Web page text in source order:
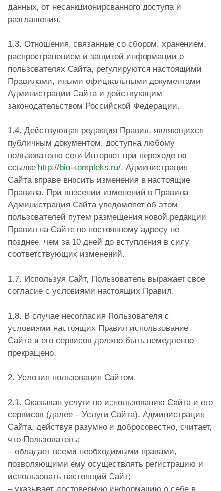
данных, от несанкционированного доступа и
разглашения.
1.3. Отношения, связанные со сбором, хранением,
распространением и защитой информации о
пользователях Сайта, регулируются настоящими
Правилами, иными официальными документами
Администрации Сайта и действующим
законодательством Российской Федерации.
1.4. Действующая редакция Правил, являющихся
публичным документом, доступна любому
пользователю сети Интернет при переходе по
ссылке http://bio-kompleks.ru/. Администрация
Сайта вправе вносить изменения в настоящие
Правила. При внесении изменений в Правила
Администрация Сайта уведомляет об этом
пользователей путем размещения новой редакции
Правил на Сайте по постоянному адресу не
позднее, чем за 10 дней до вступления в силу
соответствующих изменений.
1.7. Используя Сайт, Пользователь выражает свое
согласие с условиями настоящих Правил.
1.8. В случае несогласия Пользователя с
условиями настоящих Правил использование
Сайта и его сервисов должно быть немедленно
прекращено.
2. Условия пользования Сайтом.
2.1. Оказывая услуги по использованию Сайта и его
сервисов (далее – Услуги Сайта), Администрация
Сайта, действуя разумно и добросовестно, считает,
что Пользователь:
– обладает всеми необходимыми правами,
позволяющими ему осуществлять регистрацию и
использовать настоящий Сайт;
– указывает достоверную информацию о себе в